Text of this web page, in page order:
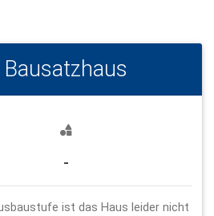
Bausatzhaus
-
ist das Haus leider nicht